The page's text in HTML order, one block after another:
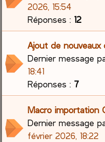
2026, 15:54
Réponses :12
Ajout de nouveaux
Dernier message
18:41
Réponses : 7
Macro importation
Dernier message
février 2026, 18:22